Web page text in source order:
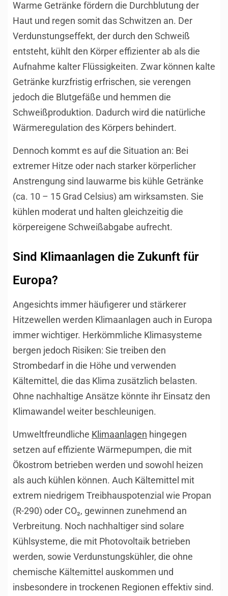
Warme Getränke fördern die Durchblutung der
Haut und regen somit das Schwitzen an. Der
Verdunstungseffekt, der durch den Schweiß
entsteht, kühlt den Körper effizienter ab als die
Aufnahme kalter Flüssigkeiten. Zwar können kalte
Getränke kurzfristig erfrischen, sie verengen
jedoch die Blutgefäße und hemmen die
Schweißproduktion. Dadurch wird die natürliche
Wärmeregulation des Körpers behindert.
Dennoch kommt es auf die Situation an: Bei
extremer Hitze oder nach starker körperlicher
Anstrengung sind lauwarme bis kühle Getränke
(ca. 10 – 15 Grad Celsius) am wirksamsten. Sie
kühlen moderat und halten gleichzeitig die
körpereigene Schweißabgabe aufrecht.
Sind Klimaanlagen die Zukunft für
Europa?
Angesichts immer häufigerer und stärkerer
Hitzewellen werden Klimaanlagen auch in Europa
immer wichtiger. Herkömmliche Klimasysteme
bergen jedoch Risiken: Sie treiben den
Strombedarf in die Höhe und verwenden
Kältemittel, die das Klima zusätzlich belasten.
Ohne nachhaltige Ansätze könnte ihr Einsatz den
Klimawandel weiter beschleunigen.
Umweltfreundliche Klimaanlagen hingegen
setzen auf effiziente Wärmepumpen, die mit
Ökostrom betrieben werden und sowohl heizen
als auch kühlen können. Auch Kältemittel mit
extrem niedrigem Treibhauspotenzial wie Propan
(R-290) oder CO₂, gewinnen zunehmend an
Verbreitung. Noch nachhaltiger sind solare
Kühlsysteme, die mit Photovoltaik betrieben
werden, sowie Verdunstungskühler, die ohne
chemische Kältemittel auskommen und
insbesondere in trockenen Regionen effektiv sind.